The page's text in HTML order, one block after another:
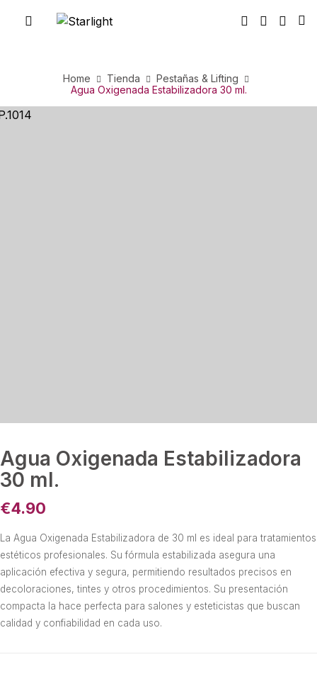
Home Tienda
Pestañas & Lifting
Agua Oxigenada Estabilizadora 30 ml.
Agua Oxigenada Estabilizadora
30 ml.
La Agua Oxigenada Estabilizadora de 30 ml es ideal para tratamientos
estéticos profesionales. Su fórmula estabilizada asegura una
aplicación efectiva y segura, permitiendo resultados precisos en
decoloraciones, tintes y otros procedimientos. Su presentación
compacta la hace perfecta para salones y esteticistas que buscan
calidad y confiabilidad en cada uso.
€4.90